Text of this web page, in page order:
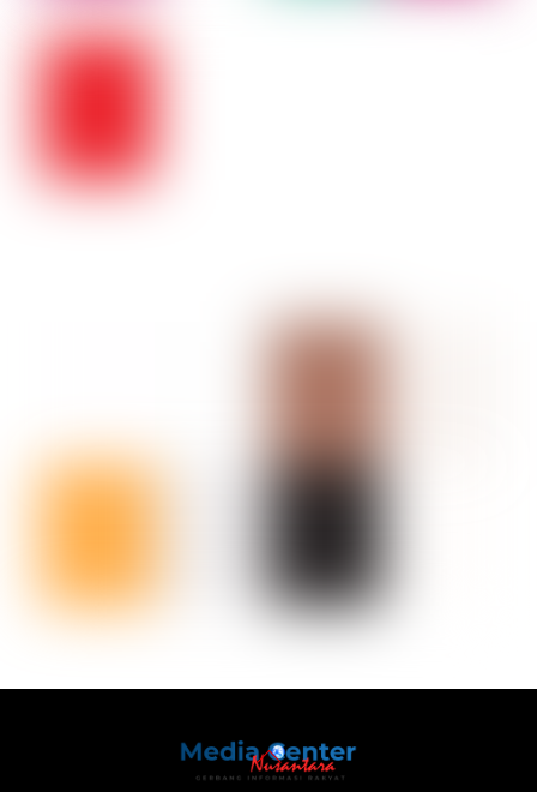
Back
To